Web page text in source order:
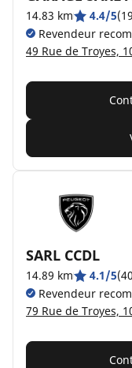
14.83 km 4.4/5
Revendeur
49 Rue de Troyes,
SARL CCDL
14.89 km 4.1/5
Revendeur
79 Rue de Troyes,